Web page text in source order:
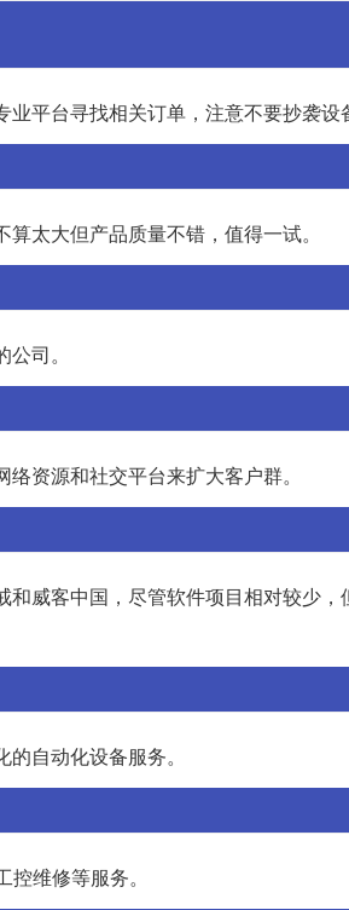
平台寻找相关订单，注意不要抄袭设
太大但产品质量不错，值得一试。
司。
资源和社交平台来扩大客户群。
威客中国，尽管软件项目相对较少，
自动化设备服务。
维修等服务。